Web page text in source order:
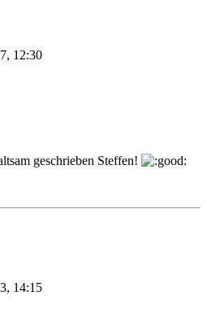
12:30
geschrieben Steffen!
14:15